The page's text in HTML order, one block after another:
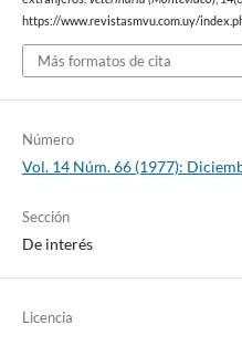
https://www.revistasmvu.com.uy/
Más formatos de cita
Número
Vol. 14 Núm. 66 (1977):
Sección
De interés
Licencia